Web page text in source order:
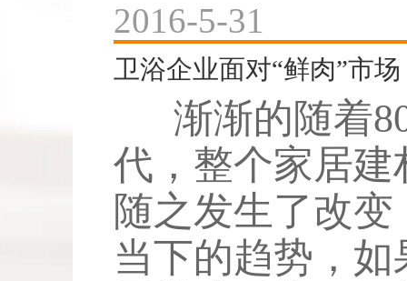
2016-5-31
卫浴企业面对“鲜肉”市
渐渐的随着80
代，整个家居
随之发生了改
当下的趋势，